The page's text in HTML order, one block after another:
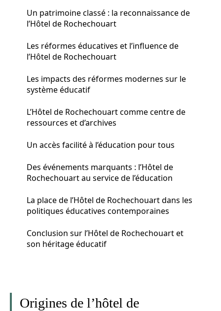
Un patrimoine classé : la reconnaissance de
l’Hôtel de Rochechouart
Les réformes éducatives et l’influence de
l’Hôtel de Rochechouart
Les impacts des réformes modernes sur le
système éducatif
L’Hôtel de Rochechouart comme centre de
ressources et d’archives
Un accès facilité à l’éducation pour tous
Des événements marquants : l’Hôtel de
Rochechouart au service de l’éducation
La place de l’Hôtel de Rochechouart dans les
politiques éducatives contemporaines
Conclusion sur l’Hôtel de Rochechouart et
son héritage éducatif
Origines de l’hôtel de